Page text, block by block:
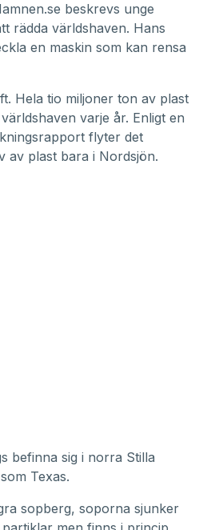
beskrevs unge
rädda världshaven. Hans
en maskin som kan rensa
Hela tio miljoner ton av plast
varje år. Enligt en
flyter det
av plast bara i Nordsjön.
befinna sig i norra Stilla
Texas.
sopberg, soporna sjunker